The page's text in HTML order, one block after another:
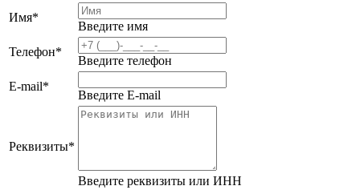
Имя*
Введите имя
Телефон*
Введите телефон
E-mail*
Введите E-mail
Реквизиты*
Введите реквизиты или ИНН